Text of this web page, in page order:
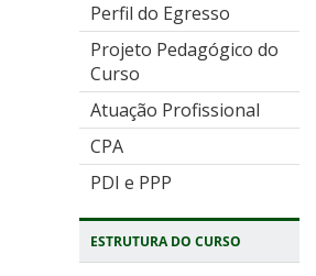
Perfil do Egresso
Projeto Pedagógico do
Curso
Atuação Profissional
CPA
PDI e PPP
ESTRUTURA DO CURSO